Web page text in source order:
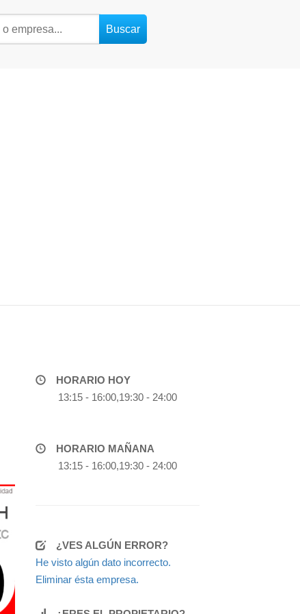
HORARIO HOY
13:15 - 16:00,19:30 - 24:00
HORARIO MAÑANA
13:15 - 16:00,19:30 - 24:00
¿VES ALGÚN ERROR?
He visto algún dato incorrecto.
Eliminar ésta empresa.